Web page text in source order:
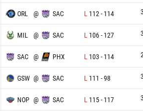
ORL @ SAC L 112 - 114
MIL @ SAC L 106- 127
SAC @ PHX L 103 - 114
GSW @ SAC L 111 -98
NOP @ SAC L 115- 117